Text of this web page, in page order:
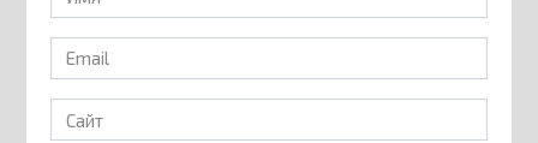
*
Email
*
Сайт